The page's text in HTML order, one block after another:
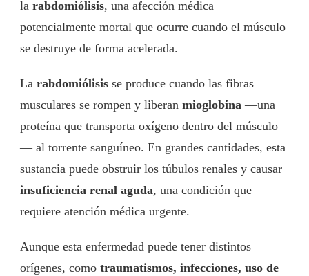
la rabdomiólisis, una afección médica
potencialmente mortal que ocurre cuando el músculo
se destruye de forma acelerada.
La rabdomiólisis se produce cuando las fibras
musculares se rompen y liberan mioglobina —una
proteína que transporta oxígeno dentro del músculo
— al torrente sanguíneo. En grandes cantidades, esta
sustancia puede obstruir los túbulos renales y causar
insuficiencia renal aguda, una condición que
requiere atención médica urgente.
Aunque esta enfermedad puede tener distintos
orígenes, como traumatismos, infecciones, uso de